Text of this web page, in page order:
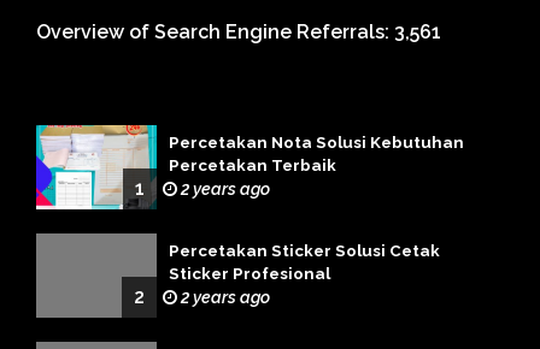
Overview of Search Engine Referrals: 3,561
1
Percetakan Nota Solusi Kebutuhan
Percetakan Terbaik
2 years ago
2
Percetakan Sticker Solusi Cetak
Sticker Profesional
2 years ago